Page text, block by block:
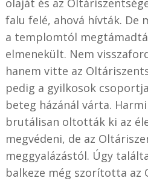
olaját és az
falu felé, ahová hívták. De
a templomtól
elmenekült. Nem
hanem vitte az
pedig a gyilkosok
beteg házánál várta.
brutálisan oltották ki az
megvédeni, de az
meggyalázástól. Úgy
balkeze még szorította az